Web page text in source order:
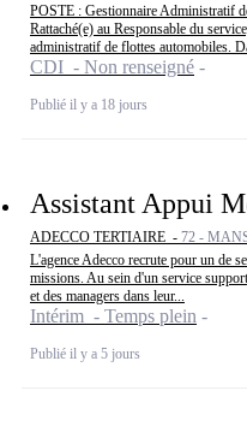
POSTE : Gestionnaire Administratif
Rattaché(e) au Responsable du
administratif de flottes automobiles.
CDI - Non renseigné
Publié il y a 18 jours
Assistant Appui
ADECCO TERTIAIRE - 72 -
L'agence Adecco recrute pour un de
missions. Au sein d'un service
et des managers dans leur...
Intérim - Temps plein
Publié il y a 5 jours